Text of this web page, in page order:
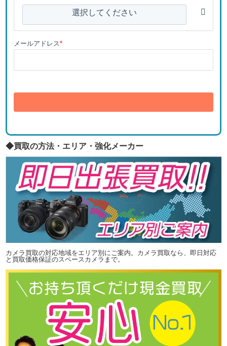
選択してください
メールアドレス*
◆買取の方法・エリア・強化メーカー
カメラ買取の対応地域をエリア別にご案内。カメラ買取なら、即日対応
と買取価格保証のスペースカメラまで。